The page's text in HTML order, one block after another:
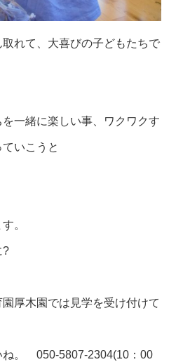
れて、大喜びの子どもたちで
一緒に楽しい事、ワクワクす
いこうと
。
?
厚木園では見学を受け付けて
ね。 050‐5807-2304(10：00